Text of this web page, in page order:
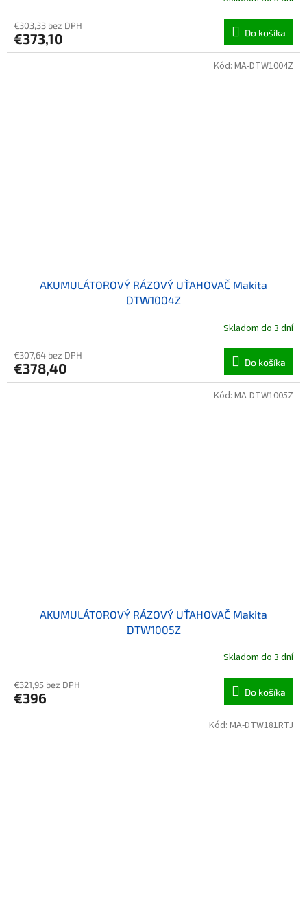
€303,33 bez DPH
€373,10 Do košíka
AKUMULÁTOROVÝ RÁZOVÝ UŤAHOVAČ Makita
DTW1004Z
Skladom do 3 dní
€307,64 bez DPH
€378,40 Do košíka
Kód: MA-DTW1004Z
AKUMULÁTOROVÝ RÁZOVÝ UŤAHOVAČ Makita
DTW1005Z
Skladom do 3 dní
€321,95 bez DPH
€396 Do košíka
Kód: MA-DTW1005Z
Kód: MA-DTW181RTJ